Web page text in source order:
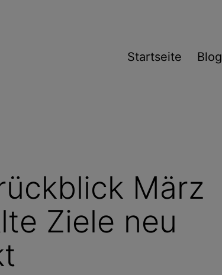
Startseite Blog
März
Ziele neu